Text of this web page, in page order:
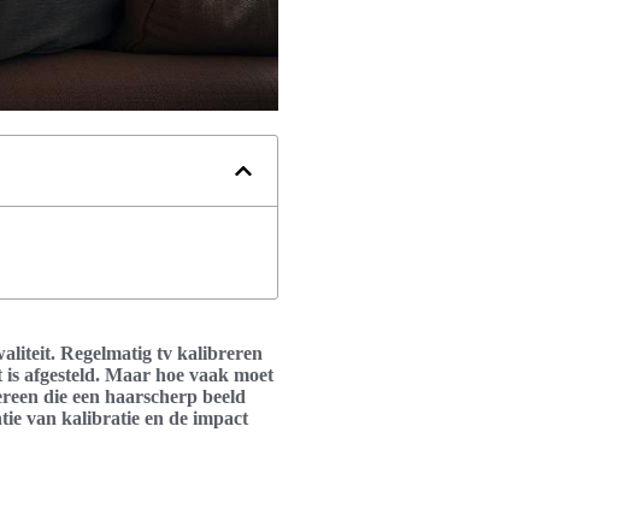
Regelmatig tv kalibreren
afgesteld. Maar hoe vaak moet
die een haarscherp beeld
van kalibratie en de impact